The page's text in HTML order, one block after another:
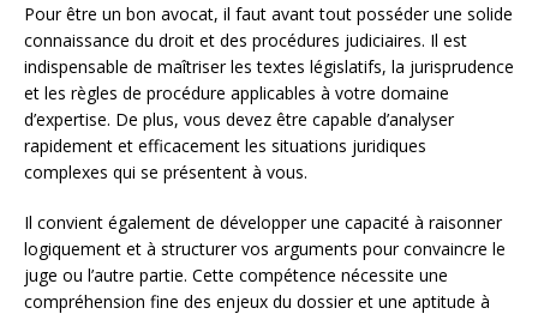
Pour être un bon avocat, il faut avant tout posséder une solide
connaissance du droit et des procédures judiciaires. Il est
indispensable de maîtriser les textes législatifs, la jurisprudence
et les règles de procédure applicables à votre domaine
d’expertise. De plus, vous devez être capable d’analyser
rapidement et efficacement les situations juridiques
complexes qui se présentent à vous.
Il convient également de développer une capacité à raisonner
logiquement et à structurer vos arguments pour convaincre le
juge ou l’autre partie. Cette compétence nécessite une
compréhension fine des enjeux du dossier et une aptitude à